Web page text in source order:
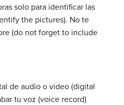
solo para identificar las
the pictures). No te
(do not forget to include
de audio o video (digital
tu voz (voice record)